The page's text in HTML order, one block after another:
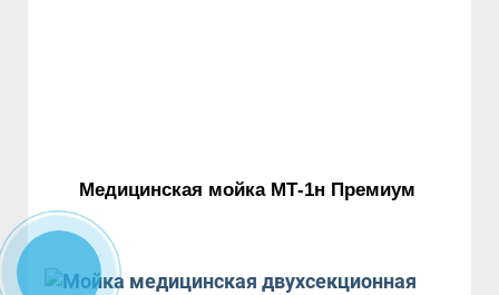
Медицинская мойка МТ-1н Премиум